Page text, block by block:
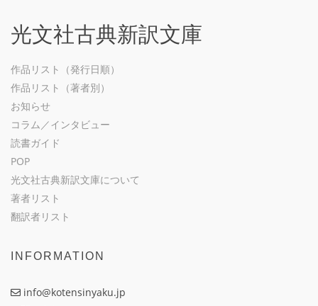
光文社古典新訳文庫
作品リスト（発行日順）
作品リスト（著者別）
お知らせ
コラム／インタビュー
読書ガイド
POP
光文社古典新訳文庫について
著者リスト
翻訳者リスト
INFORMATION
info@kotensinyaku.jp